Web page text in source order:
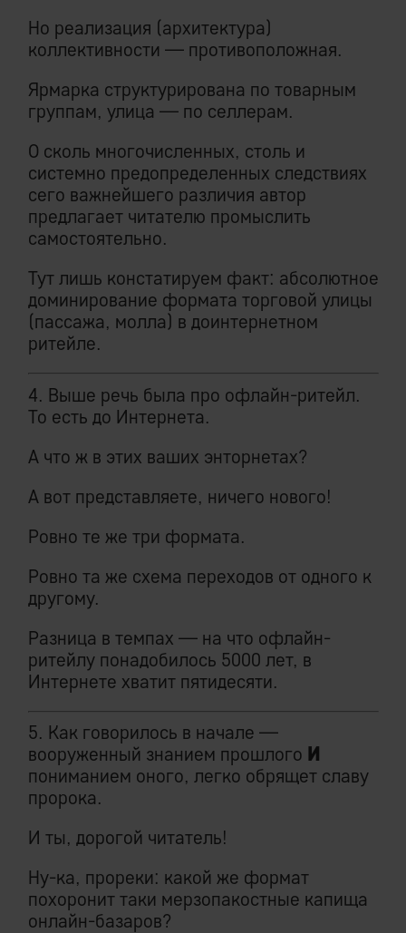
Но реализация (архитектура)
коллективности — противоположная.
Ярмарка структурирована по товарным
группам, улица — по селлерам.
О сколь многочисленных, столь и
системно предопределенных следствиях
сего важнейшего различия автор
предлагает читателю промыслить
самостоятельно.
Тут лишь констатируем факт: абсолютное
доминирование формата торговой улицы
(пассажа, молла) в доинтернетном
ритейле.
4. Выше речь была про офлайн-ритейл.
То есть до Интернета.
А что ж в этих ваших энторнетах?
А вот представляете, ничего нового!
Ровно те же три формата.
Ровно та же схема переходов от одного к
другому.
Разница в темпах — на что офлайн-
ритейлу понадобилось 5000 лет, в
Интернете хватит пятидесяти.
5. Как говорилось в начале —
вооруженный знанием прошлого И
пониманием оного, легко обрящет славу
пророка.
И ты, дорогой читатель!
Ну-ка, прореки: какой же формат
похоронит таки мерзопакостные капища
онлайн-базаров?